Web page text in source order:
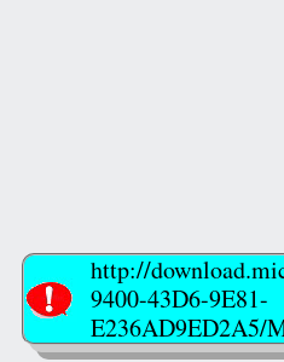
http://
9400-43D6-9E81-
E236AD9ED2A5/